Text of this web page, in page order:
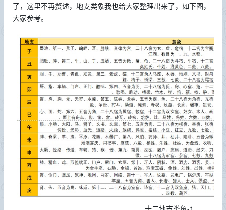
了，这里不再赘述，地支类象我也给大家整理出来了，如下图，
大家参考。